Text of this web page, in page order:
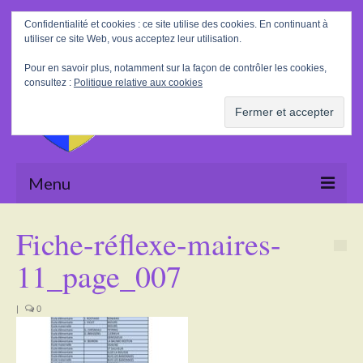
Rechercher
:
Menu
La Mairie
Le village
Tourisme
Fiche-réflexe-maires-
11_page_007
| 0
Confidentialité et cookies : ce site utilise des cookies. En continuant à
utiliser ce site Web, vous acceptez leur utilisation.
Pour en savoir plus, notamment sur la façon de contrôler les cookies,
consultez : Politique relative aux cookies